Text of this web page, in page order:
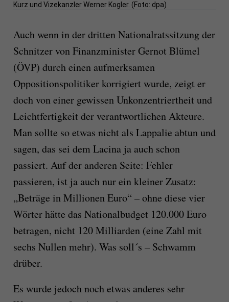
Kurz und Vizekanzler Werner Kogler. (Foto: dpa)
Auch wenn in der dritten Nationalratssitzung der
Schnitzer von Finanzminister Gernot Blümel
(ÖVP) durch einen aufmerksamen
Oppositionspolitiker korrigiert wurde, zeigt er
doch von einer gewissen Unkonzentriertheit und
Leichtfertigkeit der verantwortlichen Akteure.
Man sollte so etwas nicht als Lappalie abtun und
sagen, das sei dem Lacina ja auch schon
passiert. Auf der anderen Seite: Fehler
passieren, ist ja auch nur ein kleiner Zusatz:
„Beträge in Millionen Euro“ – ohne diese vier
Wörter hätte das Nationalbudget 120.000 Euro
betragen, nicht 120 Milliarden (eine Zahl mit
sechs Nullen mehr). Was soll´s – Schwamm
drüber.
Es wurde jedoch noch etwas anderes sehr